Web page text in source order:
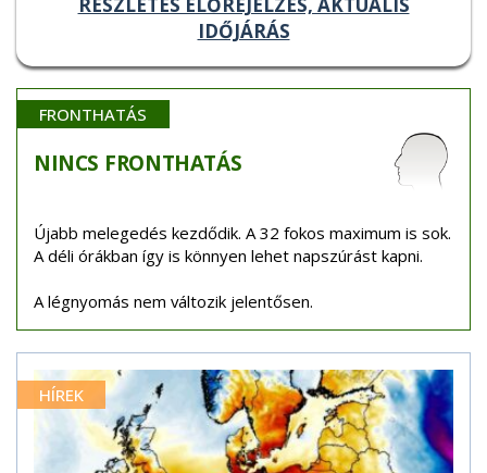
IDŐJÁRÁS
FRONTHATÁS
NINCS FRONTHATÁS
Újabb melegedés kezdődik. A 32 fokos maximum is sok.
A déli órákban így is könnyen lehet napszúrást kapni.
A légnyomás nem változik jelentősen.
HÍREK